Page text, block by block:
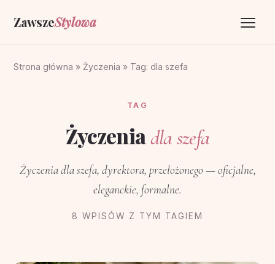
ZawszeStylowa
Strona główna » Życzenia » Tag: dla szefa
TAG
Życzeniadla szefa
Życzenia dla szefa, dyrektora, przełożonego — oficjalne,
eleganckie, formalne.
8 WPISÓW Z TYM TAGIEM